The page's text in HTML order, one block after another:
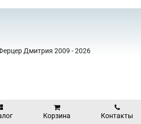
Дмитрия 2009 - 2026
Корзина Контакты